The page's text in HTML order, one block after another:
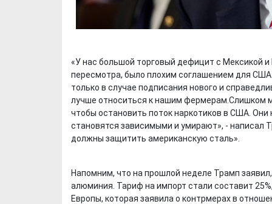
«У нас большой торговый дефицит с Мексикой и
пересмотра, было плохим соглашением для
только в случае подписания нового и
лучше относиться к нашим фермерам.Слишком
чтобы остановить поток наркотиков в США.
становятся зависимыми и умирают», - написал
должны защитить американскую сталь».
Напомним, что на прошлой неделе Трамп
алюминия. Тариф на импорт стали составит
Европы, которая заявила о контрмерах в